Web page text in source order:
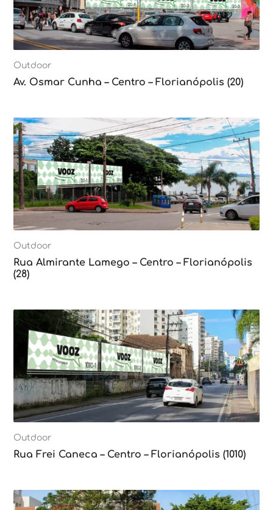
Outdoor
Av. Osmar Cunha – Centro – Florianópolis (20)
Outdoor
Rua Almirante Lamego – Centro – Florianópolis
(28)
Outdoor
Rua Frei Caneca – Centro – Florianópolis (1010)